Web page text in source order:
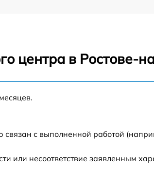
центра в Ростове-
с выполненной работой
или несоответствие заявленным